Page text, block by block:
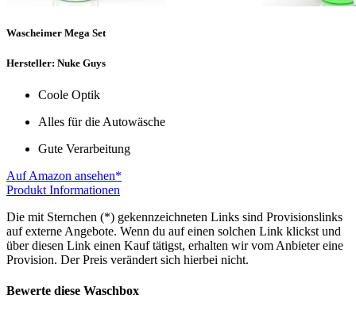
Wascheimer Mega Set
Hersteller: Nuke Guys
Coole Optik
Alles für die Autowäsche
Gute Verarbeitung
Auf Amazon ansehen*
Produkt Informationen
Die mit Sternchen (*) gekennzeichneten Links sind Provisionslinks
auf externe Angebote. Wenn du auf einen solchen Link klickst und
über diesen Link einen Kauf tätigst, erhalten wir vom Anbieter eine
Provision. Der Preis verändert sich hierbei nicht.
Bewerte diese Waschbox